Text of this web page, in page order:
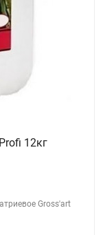
12кг
Gross'art